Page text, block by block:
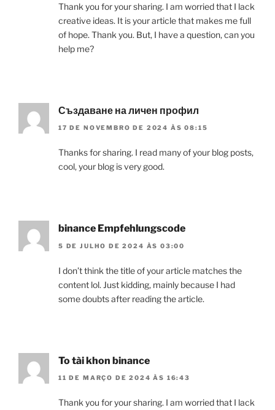
Thank you for your sharing. I am worried that I lack
creative ideas. It is your article that makes me full
of hope. Thank you. But, I have a question, can you
help me?
Създаване на личен профил
17 DE NOVEMBRO DE 2024 ÀS 08:15
Thanks for sharing. I read many of your blog posts,
cool, your blog is very good.
binance Empfehlungscode
5 DE JULHO DE 2024 ÀS 03:00
I don’t think the title of your article matches the
content lol. Just kidding, mainly because I had
some doubts after reading the article.
To tài khon binance
11 DE MARÇO DE 2024 ÀS 16:43
Thank you for your sharing. I am worried that I lack